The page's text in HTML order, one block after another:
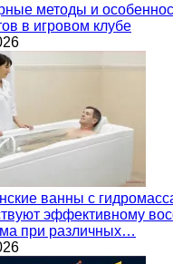
методы и
в игровом клубе
ванны с
эффективному
при различных…